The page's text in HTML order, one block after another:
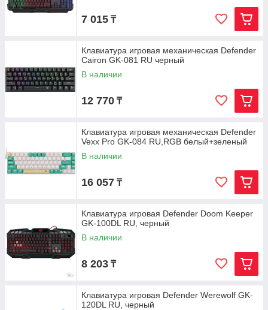
7 015 ₸
Клавиатура игровая механическая Defender
Cairon GK-081 RU черный
В наличии
12 770 ₸
Клавиатура игровая механическая Defender
Vexx Pro GK-084 RU,RGB белый+зеленый
В наличии
16 057 ₸
Клавиатура игровая Defender Doom Keeper
GK-100DL RU, черный
В наличии
8 203 ₸
Клавиатура игровая Defender Werewolf GK-
120DL RU, черный